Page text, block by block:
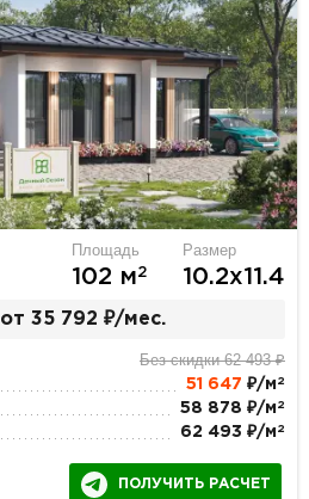
Площадь
102 м2
Размер
10.2х11.4
от 35 792 ₽/мес.
Без скидки 62 493 ₽
51 647 ₽/м 2
58 878 ₽/м 2
62 493 ₽/м 2
ПОЛУЧИТЬ РАСЧЕТ